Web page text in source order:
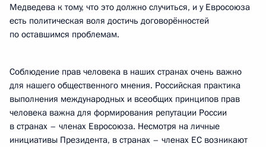
Медведева к тому, что это должно случиться, и у Евросоюза
есть политическая воля достичь договорённостей
по оставшимся проблемам.
Соблюдение прав человека в наших странах очень важно
для нашего общественного мнения. Российская практика
выполнения международных и всеобщих принципов прав
человека важна для формирования репутации России
в странах – членах Евросоюза. Несмотря на личные
инициативы Президента, в странах – членах ЕС возникают